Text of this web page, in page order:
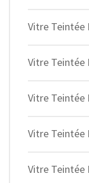
Vitre Teintée
Vitre Teintée
Vitre Teintée
Vitre Teintée
Vitre Teintée